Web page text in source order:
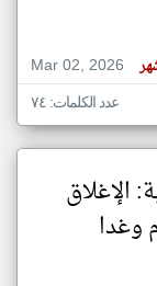
Mar 02, 2026
عدد الكلمات: ٧٤
الإغلاق
وغدا